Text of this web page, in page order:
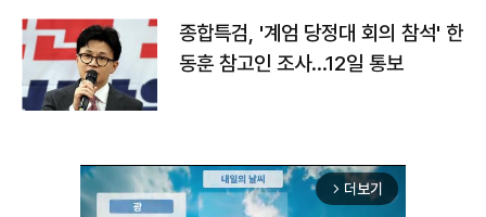
종합특검, '계엄 당정대 회의 참석' 한
동훈 참고인 조사...12일 통보
arrow_forward_ios 더보기